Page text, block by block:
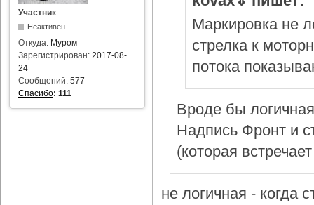
Участник
Неактивен
Откуда: Муром
Зарегистрирован: 2017-08-
24
Сообщений: 577
Спасибо: 111
Маркировка не
стрелка к
потока
Вроде бы
Надпись Фронт и
(которая
не логичная - когда